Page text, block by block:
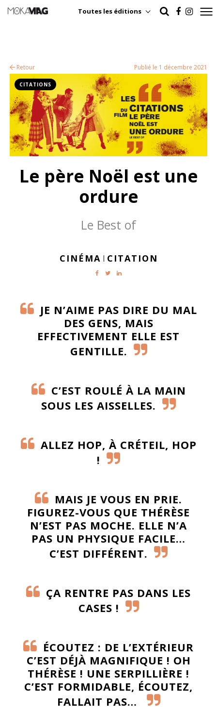
Toutes les éditions
Retour Publié le 1 décembre 2021
CITATIONS
Le père Noël est une
ordure
Le Best of
CINÉMA | CITATION
JE N’AIME PAS DIRE DU MAL
DES GENS, MAIS
EFFECTIVEMENT ELLE EST
GENTILLE.
C’EST ROULÉ À LA MAIN
SOUS LES AISSELLES.
ALLEZ HOP, À CRÉTEIL, HOP
!
MAIS JE VOUS EN PRIE.
FIGUREZ-VOUS QUE THÉRÈSE
N’EST PAS MOCHE. ELLE N’A
PAS UN PHYSIQUE FACILE…
C’EST DIFFÉRENT.
ÇA RENTRE PAS DANS LES
CASES !
ÉCOUTEZ : DE L’EXTÉRIEUR
C’EST DÉJÀ MAGNIFIQUE ! OH
THÉRÈSE ! UNE SERPILLIÈRE !
C’EST FORMIDABLE, ÉCOUTEZ,
FALLAIT PAS…